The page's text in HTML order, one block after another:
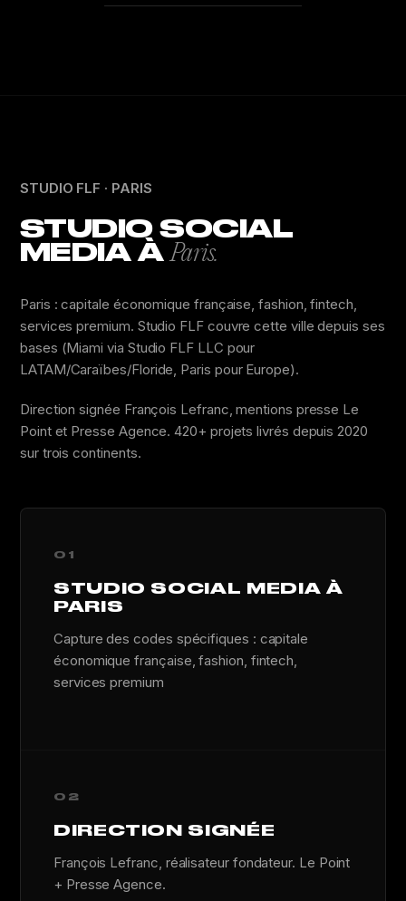
STUDIO FLF · PARIS
STUDIO SOCIAL
MEDIA ÀParis.
Paris : capitale économique française, fashion, fintech,
services premium. Studio FLF couvre cette ville depuis ses
bases (Miami via Studio FLF LLC pour
LATAM/Caraïbes/Floride, Paris pour Europe).
Direction signée François Lefranc, mentions presse Le
Point et Presse Agence. 420+ projets livrés depuis 2020
sur trois continents.
01
STUDIO SOCIAL MEDIA À
PARIS
Capture des codes spécifiques : capitale
économique française, fashion, fintech,
services premium
02
DIRECTION SIGNÉE
François Lefranc, réalisateur fondateur. Le Point
+ Presse Agence.